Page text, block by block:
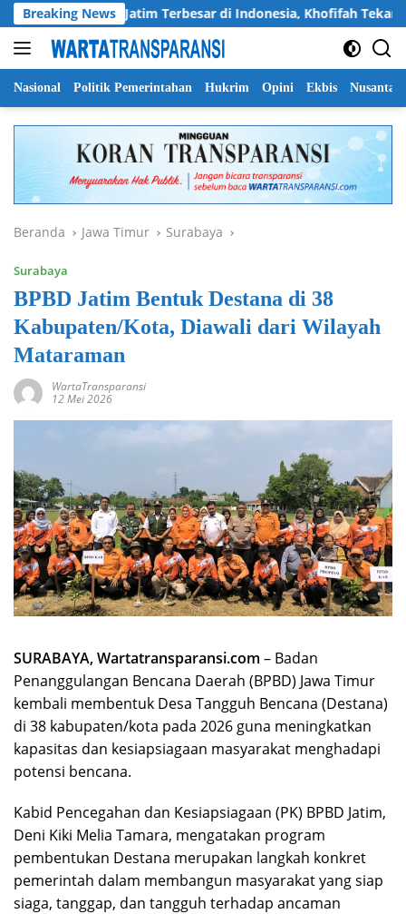
Langsung
ke
konten
Breaking News
Pramuka Jatim Terbesar di Indonesia, Khofifah Tekankan
Nasional Politik Pemerintahan Hukrim Opini Ekbis Nusantara
Beranda Jawa Timur Surabaya
Surabaya
BPBD Jatim Bentuk Destana di 38
Kabupaten/Kota, Diawali dari Wilayah
Mataraman
WartaTransparansi
12 Mei 2026
SURABAYA, Wartatransparansi.com – Badan
Penanggulangan Bencana Daerah (BPBD) Jawa Timur
kembali membentuk Desa Tangguh Bencana (Destana)
di 38 kabupaten/kota pada 2026 guna meningkatkan
kapasitas dan kesiapsiagaan masyarakat menghadapi
potensi bencana.
Kabid Pencegahan dan Kesiapsiagaan (PK) BPBD Jatim,
Deni Kiki Melia Tamara, mengatakan program
pembentukan Destana merupakan langkah konkret
pemerintah dalam membangun masyarakat yang siap
siaga, tanggap, dan tangguh terhadap ancaman